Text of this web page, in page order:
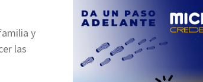
y
las